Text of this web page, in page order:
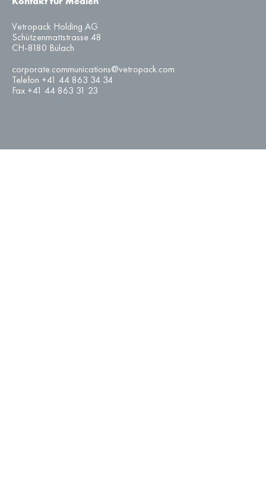
Vetropack Holding AG
Schützenmattstrasse 48
CH-8180 Bülach
corporate.communications@vetropack.com
Telefon +41 44 863 34 34
Fax +41 44 863 31 23